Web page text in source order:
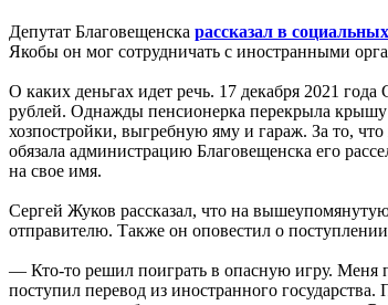
Депутат Благовещенска рассказал в
Якобы он мог сотрудничать с иностранными
О каких деньгах идет речь. 17 декабря 2021 года
рублей. Однажды пенсионерка перекрыла крышу
хозпостройки, выгребную яму и гараж. За то,
обязала администрацию Благовещенска его
на свое имя.
Сергей Жуков рассказал, что на
отправителю. Также он оповестил о
— Кто-то решил поиграть в опасную игру. Меня
поступил перевод из иностранного